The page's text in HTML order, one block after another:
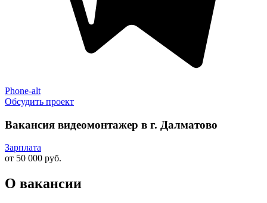
Phone-alt
Обсудить проект
Вакансия видеомонтажер в г. Далматово
Зарплата
от 50 000 руб.
О вакансии